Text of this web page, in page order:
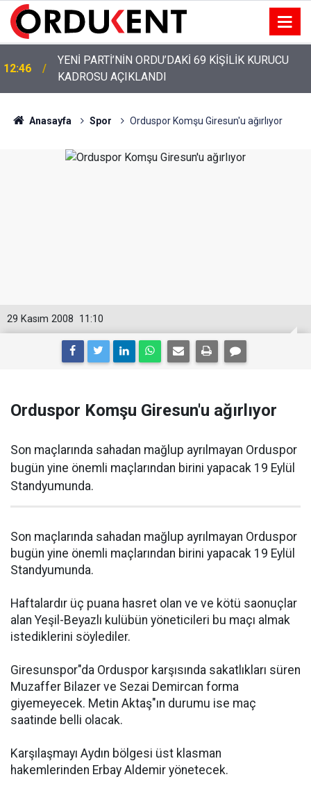
12:46
YENİ PARTİ’NİN ORDU’DAKİ 69 KİŞİLİK KURUCU
KADROSU AÇIKLANDI
Anasayfa Spor Orduspor Komşu Giresun'u ağırlıyor
11:10
29 Kasım 2008
Orduspor Komşu Giresun'u ağırlıyor
Son maçlarında sahadan mağlup ayrılmayan Orduspor
bugün yine önemli maçlarından birini yapacak 19 Eylül
Standyumunda.
Son maçlarında sahadan mağlup ayrılmayan Orduspor
bugün yine önemli maçlarından birini yapacak 19 Eylül
Standyumunda.
Haftalardır üç puana hasret olan ve ve kötü saonuçlar
alan Yeşil-Beyazlı kulübün yöneticileri bu maçı almak
istediklerini söylediler.
Giresunspor"da Orduspor karşısında sakatlıkları süren
Muzaffer Bilazer ve Sezai Demircan forma
giyemeyecek. Metin Aktaş"ın durumu ise maç
saatinde belli olacak.
Karşılaşmayı Aydın bölgesi üst klasman
hakemlerinden Erbay Aldemir yönetecek.